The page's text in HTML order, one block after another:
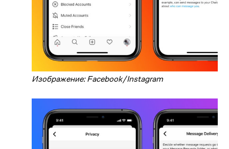
Изображение: Facebook/Instagram